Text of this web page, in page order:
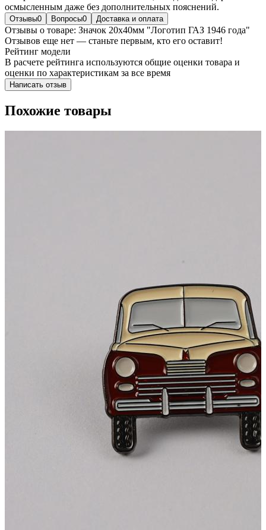
осмысленным даже без дополнительных пояснений.
Отзывы0 Вопросы0 Доставка и оплата
Отзывы о товаре: Значок 20х40мм "Логотип ГАЗ 1946 года"
Отзывов еще нет — станьте первым, кто его оставит!
Рейтинг модели
В расчете рейтинга используются общие оценки товара и
оценки по характеристикам за все время
Написать отзыв
Похожие товары